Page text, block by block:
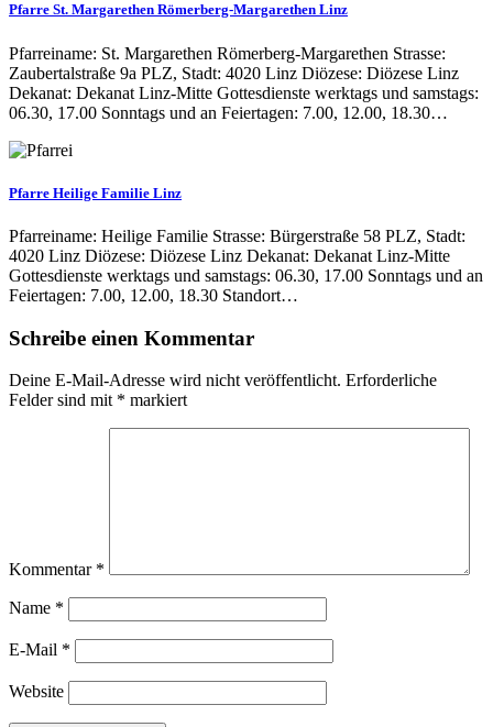
Pfarre St. Margarethen Römerberg-Margarethen Linz
Pfarreiname: St. Margarethen Römerberg-Margarethen Strasse:
Zaubertalstraße 9a PLZ, Stadt: 4020 Linz Diözese: Diözese Linz
Dekanat: Dekanat Linz-Mitte Gottesdienste werktags und samstags:
06.30, 17.00 Sonntags und an Feiertagen: 7.00, 12.00, 18.30…
Pfarre Heilige Familie Linz
Pfarreiname: Heilige Familie Strasse: Bürgerstraße 58 PLZ, Stadt:
4020 Linz Diözese: Diözese Linz Dekanat: Dekanat Linz-Mitte
Gottesdienste werktags und samstags: 06.30, 17.00 Sonntags und an
Feiertagen: 7.00, 12.00, 18.30 Standort…
Schreibe einen Kommentar
Deine E-Mail-Adresse wird nicht veröffentlicht. Erforderliche
Felder sind mit * markiert
Kommentar *
Name *
E-Mail *
Website